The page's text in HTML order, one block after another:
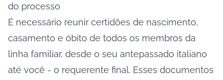
do processo
É necessário reunir certidões de nascimento,
casamento e óbito de todos os membros da
linha familiar, desde o seu antepassado italiano
até você - o requerente final. Esses documentos